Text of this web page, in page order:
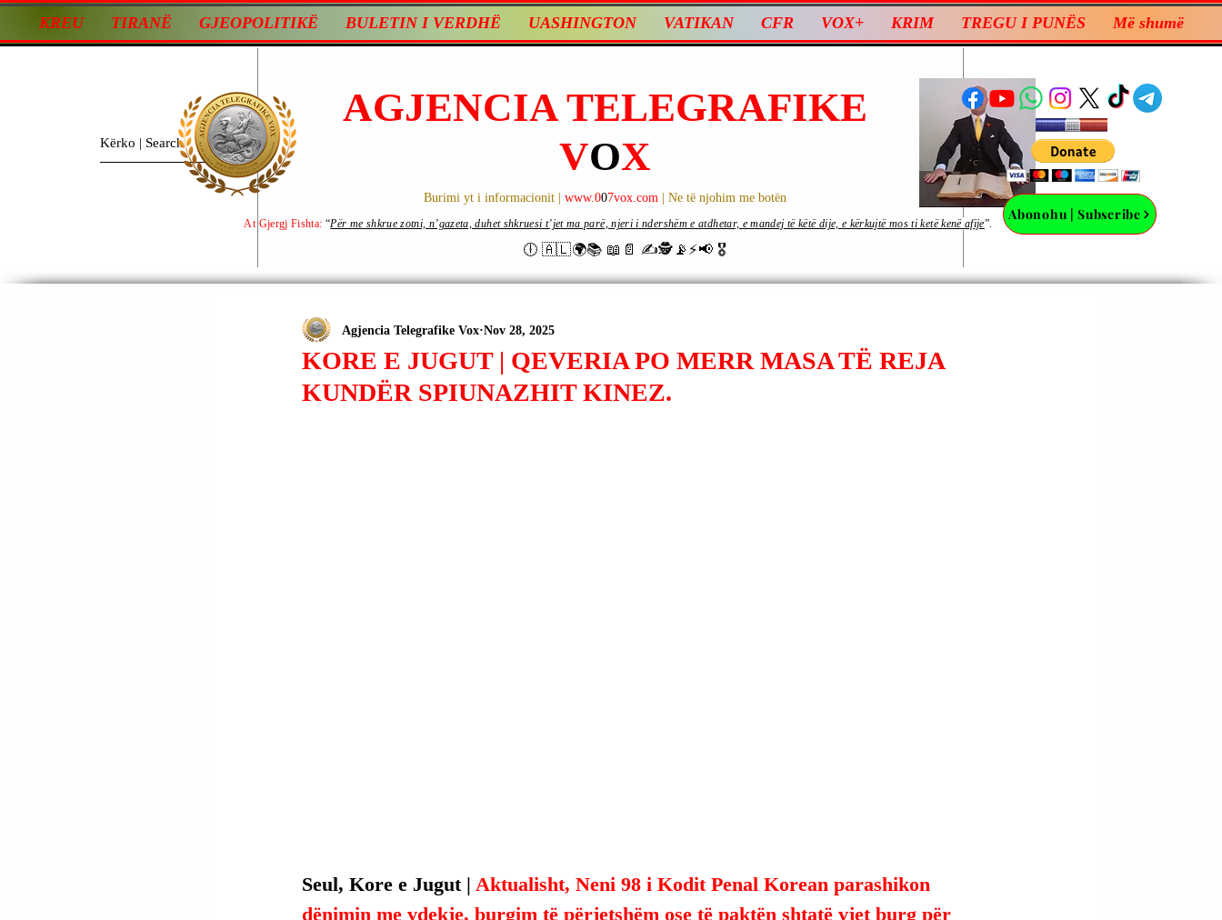
KREU TIRANË GJEOPOLITIKË BULETIN I VERDHË UASHINGTON VATIKAN CFR VOX+ KRIM TREGU I PUNËS Më shumë
AGJENCIA TELEGRAFIKE
VOX
Burimi yt i informacionit | www.007vox.com | Ne të njohim me botën
🕕 🇦🇱🌍📚 📖📄 ✍🕵️📡⚡️📢 🎖
Abonohu | Subscribe
At Gjergj Fishta: “Për me shkrue zotni, n’gazeta, duhet shkruesi t’jet ma parë, njeri i ndershëm e atdhetar, e mandej të këtë dije, e kërkujtë mos ti ketë kenë afije”.
KORE E JUGUT | QEVERIA PO MERR MASA TË REJA
KUNDËR SPIUNAZHIT KINEZ.
Agjencia Telegrafike Vox Nov 28, 2025
Seul, Kore e Jugut | Aktualisht, Neni 98 i Kodit Penal Korean parashikon
dënimin me vdekje, burgim të përjetshëm ose të paktën shtatë vjet burg për